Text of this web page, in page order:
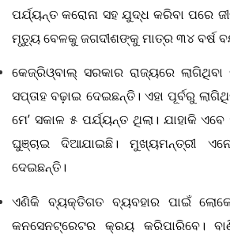
ପର୍ଯ୍ୟନ୍ତ କରୋନା ସହ ଯୁଦ୍ଧ କରିବା ପରେ
ମୃତ୍ୟୁ ବେଳକୁ ଜଗଦୀଶଙ୍କୁ ମାତ୍ର ୩୪ ବର୍ଷ
କେଜ୍ରିଓ୍ବାଲ୍‌ ସରକାର ରାଜ୍ୟରେ
ସପ୍ତାହ ବଢ଼ାଇ ଦେଇଛନ୍ତି। ଏହା ପୂର୍ବରୁ
ମେ’ ସକାଳ ୫ ପର୍ଯ୍ୟନ୍ତ ଥିଲା। ଯାହାକି
ଘୁଞ୍ଚାଇ ଦିଆଯାଇଛି। ମୁଖ୍ୟମନ୍ତ୍ରୀ
ଦେଇଛନ୍ତି।
ଏଣିକି ବ୍ୟକ୍ତିଗତ ବ୍ୟବହାର ପାଇଁ
କନସେନଟ୍ରେଟର କ୍ରୟ କରିପାରିବେ।